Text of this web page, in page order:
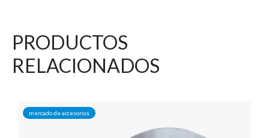
PRODUCTOS
RELACIONADOS
mercado de accesorios